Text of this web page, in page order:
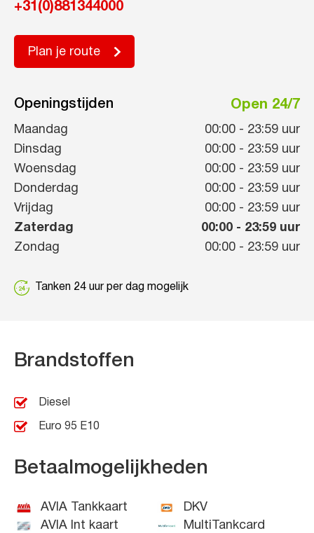
+31(0)881344000
Plan je route
Openingstijden Open 24/7
Maandag 00:00 - 23:59 uur
Dinsdag
00:00 - 23:59 uur
Woensdag
00:00 - 23:59 uur
Donderdag
00:00 - 23:59 uur
Vrijdag
00:00 - 23:59 uur
Zaterdag
00:00 - 23:59 uur
Zondag
00:00 - 23:59 uur
Tanken 24 uur per dag mogelijk
Brandstoffen
Diesel
Euro 95 E10
Betaalmogelijkheden
AVIA Tankkaart
AVIA Int kaart
DKV
MultiTankcard